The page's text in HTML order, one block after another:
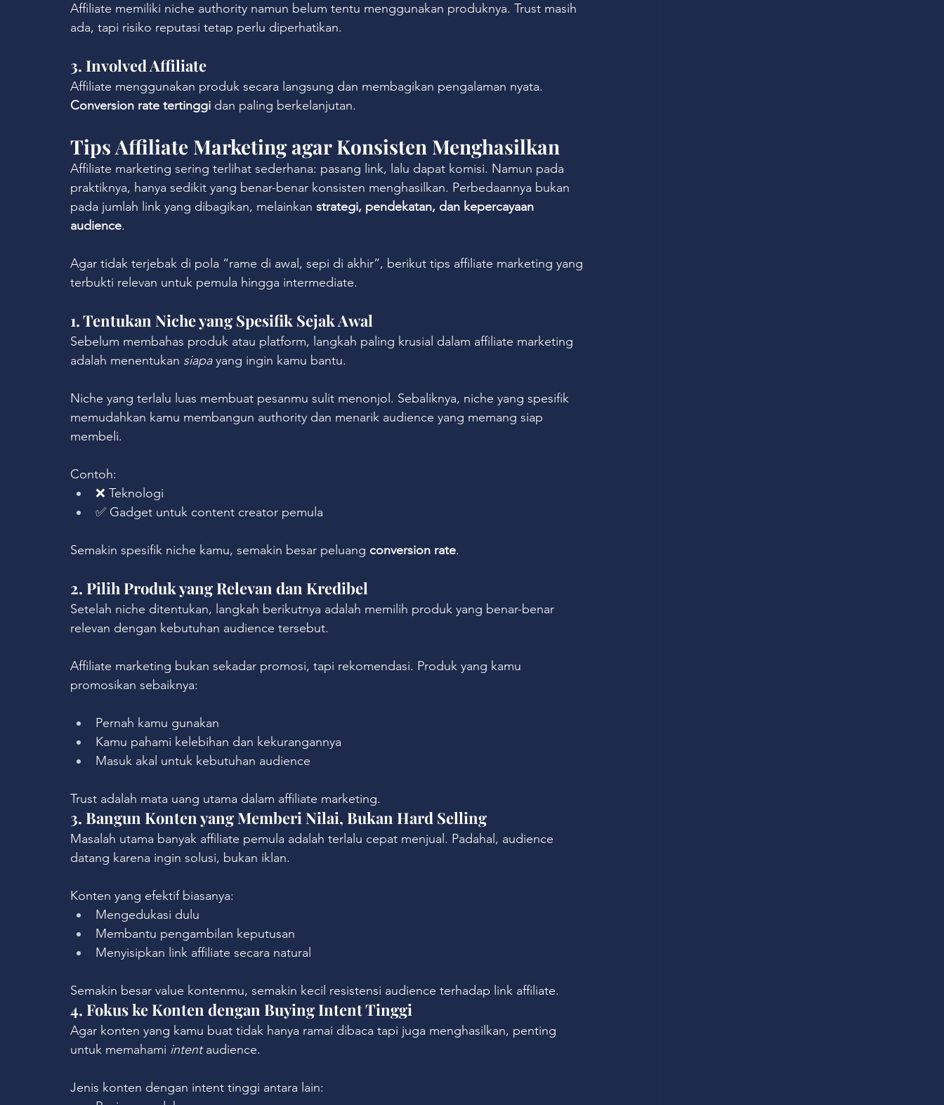
Affiliate memiliki niche authority namun belum tentu menggunakan produknya. Trust masih
ada, tapi risiko reputasi tetap perlu diperhatikan.
3. Involved Affiliate
Affiliate menggunakan produk secara langsung dan membagikan pengalaman nyata.
Conversion rate tertinggi dan paling berkelanjutan.
Tips Affiliate Marketing agar Konsisten Menghasilkan
Affiliate marketing sering terlihat sederhana: pasang link, lalu dapat komisi. Namun pada
praktiknya, hanya sedikit yang benar-benar konsisten menghasilkan. Perbedaannya bukan
pada jumlah link yang dibagikan, melainkan strategi, pendekatan, dan kepercayaan
audience.
Agar tidak terjebak di pola “rame di awal, sepi di akhir”, berikut tips affiliate marketing yang
terbukti relevan untuk pemula hingga intermediate.
1. Tentukan Niche yang Spesifik Sejak Awal
Sebelum membahas produk atau platform, langkah paling krusial dalam affiliate marketing
adalah menentukan siapa yang ingin kamu bantu.
Niche yang terlalu luas membuat pesanmu sulit menonjol. Sebaliknya, niche yang spesifik
memudahkan kamu membangun authority dan menarik audience yang memang siap
membeli.
Contoh:
❌ Teknologi
✅ Gadget untuk content creator pemula
Semakin spesifik niche kamu, semakin besar peluang conversion rate.
2. Pilih Produk yang Relevan dan Kredibel
Setelah niche ditentukan, langkah berikutnya adalah memilih produk yang benar-benar
relevan dengan kebutuhan audience tersebut.
Affiliate marketing bukan sekadar promosi, tapi rekomendasi. Produk yang kamu
promosikan sebaiknya:
Pernah kamu gunakan
Kamu pahami kelebihan dan kekurangannya
Masuk akal untuk kebutuhan audience
Trust adalah mata uang utama dalam affiliate marketing.
3. Bangun Konten yang Memberi Nilai, Bukan Hard Selling
Masalah utama banyak affiliate pemula adalah terlalu cepat menjual. Padahal, audience
datang karena ingin solusi, bukan iklan.
Konten yang efektif biasanya:
Mengedukasi dulu
Membantu pengambilan keputusan
Menyisipkan link affiliate secara natural
Semakin besar value kontenmu, semakin kecil resistensi audience terhadap link affiliate.
4. Fokus ke Konten dengan Buying Intent Tinggi
Agar konten yang kamu buat tidak hanya ramai dibaca tapi juga menghasilkan, penting
untuk memahami intent audience.
Jenis konten dengan intent tinggi antara lain: